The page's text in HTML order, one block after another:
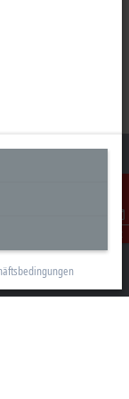
Kontakt